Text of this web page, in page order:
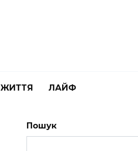
ЖИТТЯ ЛАЙФ
Пошук